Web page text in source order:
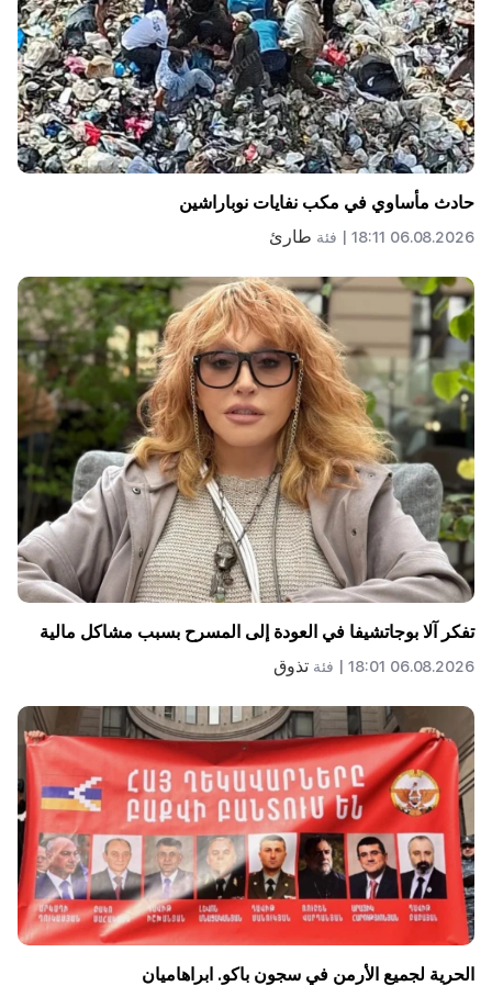
حادث مأساوي في مكب نفايات نوباراشين
06.08.2026 18:11 | فئة طارئ
تفكر آلا بوجاتشيفا في العودة إلى المسرح بسبب مشاكل مالية
06.08.2026 18:01 | فئة تذوق
الحرية لجميع الأرمن في سجون باكو. ابراهاميان